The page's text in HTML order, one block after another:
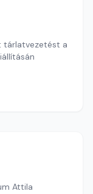
tárlatvezetést a
Attila